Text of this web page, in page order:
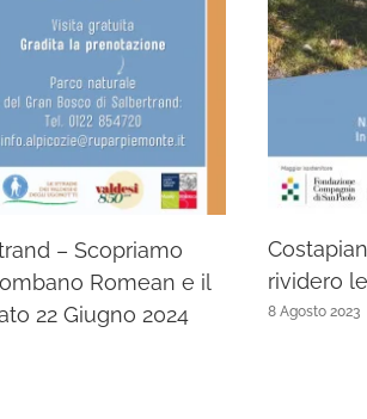
– Scopriamo
Romean e il
22 Giugno 2024
rividero
8 Agosto 2023